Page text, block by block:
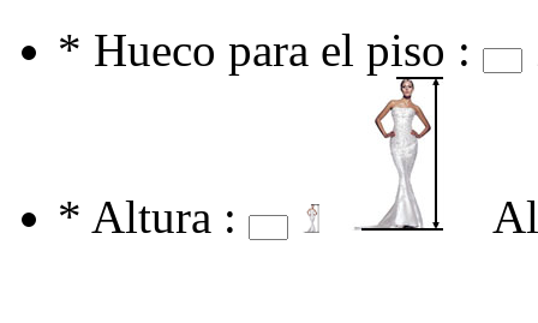
* Hueco para el piso :
* Altura :